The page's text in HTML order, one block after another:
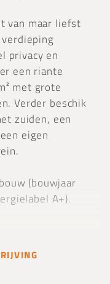
van maar liefst
privacy en
een riante
met grote
Verder beschik
zuiden, een
eigen
(bouwjaar
A+).